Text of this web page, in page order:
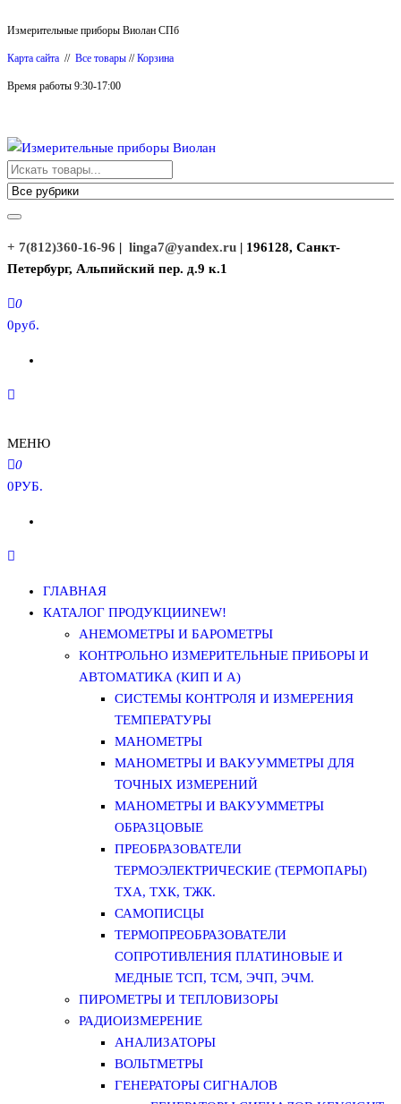
к
содержимому
Измерительные приборы Виолан СПб
Карта сайта // Все товары //Корзина
Время работы 9:30-17:00
Измерительные приборы Виолан
+ 7(812)360-16-96 | linga7@yandex.ru | 196128, Санкт-
Петербург, Альпийский пер. д.9 к.1
0
0руб.
МЕНЮ
0
0РУБ.
ГЛАВНАЯ
КАТАЛОГ ПРОДУКЦИИNEW!
АНЕМОМЕТРЫ И БАРОМЕТРЫ
КОНТРОЛЬНО ИЗМЕРИТЕЛЬНЫЕ ПРИБОРЫ И
АВТОМАТИКА (КИП И А)
СИСТЕМЫ КОНТРОЛЯ И ИЗМЕРЕНИЯ
ТЕМПЕРАТУРЫ
МАНОМЕТРЫ
МАНОМЕТРЫ И ВАКУУММЕТРЫ ДЛЯ
ТОЧНЫХ ИЗМЕРЕНИЙ
МАНОМЕТРЫ И ВАКУУММЕТРЫ
ОБРАЗЦОВЫЕ
ПРЕОБРАЗОВАТЕЛИ
ТЕРМОЭЛЕКТРИЧЕСКИЕ (ТЕРМОПАРЫ)
ТХА, ТХК, ТЖК.
САМОПИСЦЫ
ТЕРМОПРЕОБРАЗОВАТЕЛИ
СОПРОТИВЛЕНИЯ ПЛАТИНОВЫЕ И
МЕДНЫЕ ТСП, ТСМ, ЭЧП, ЭЧМ.
ПИРОМЕТРЫ И ТЕПЛОВИЗОРЫ
РАДИОИЗМЕРЕНИЕ
АНАЛИЗАТОРЫ
ВОЛЬТМЕТРЫ
ГЕНЕРАТОРЫ СИГНАЛОВ